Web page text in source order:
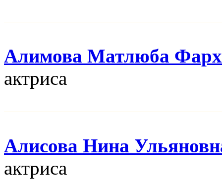
Алимова Матлюба
актриса
Алисова Нина
актриса